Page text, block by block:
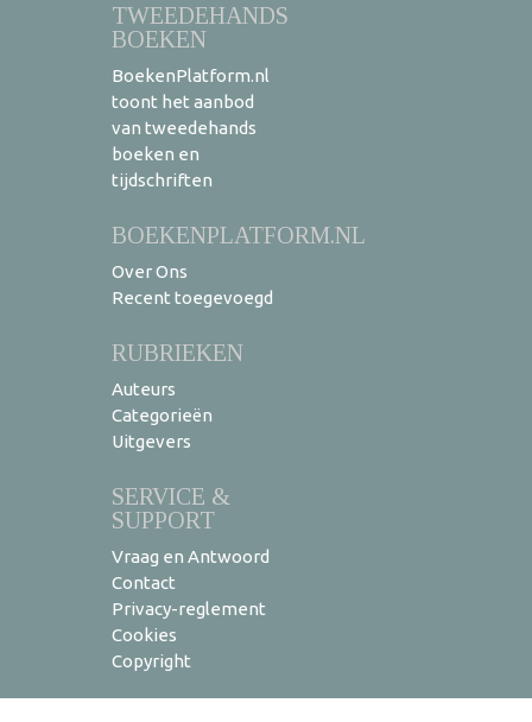
TWEEDEHANDS
BOEKEN
BoekenPlatform.nl
toont het aanbod
van tweedehands
boeken en
tijdschriften
BOEKENPLATFORM.NL
Over Ons
Recent toegevoegd
RUBRIEKEN
Auteurs
Categorieën
Uitgevers
SERVICE &
SUPPORT
Vraag en Antwoord
Contact
Privacy-reglement
Cookies
Copyright